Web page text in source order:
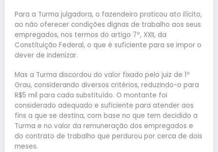
Para a Turma julgadora, o fazendeiro praticou ato ilícito,
ao não oferecer condições dignas de trabalho aos seus
empregados, nos termos do artigo 7º, XXII, da
Constituição Federal, o que é suficiente para se impor o
dever de indenizar.
Mas a Turma discordou do valor fixado pelo juiz de 1º
Grau, considerando diversos critérios, reduzindo-o para
R$5 mil para cada substituído. O montante foi
considerado adequado e suficiente para atender aos
fins a que se destina, com base no que tem decidido a
Turma e no valor da remuneração dos empregados e
do contrato de trabalho que perdurou por cerca de dois
meses.